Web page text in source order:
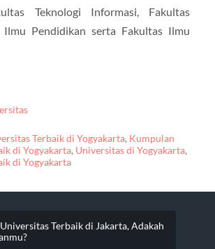
Teknologi Informasi, Fakultas
Ilmu Pendidikan serta Fakultas Ilmu
Terbaik di Yogyakarta, Kumpulan
di Yogyakarta, Universitas di Yogyakarta,
di Yogyakarta
Terbaik di Jakarta, Adakah